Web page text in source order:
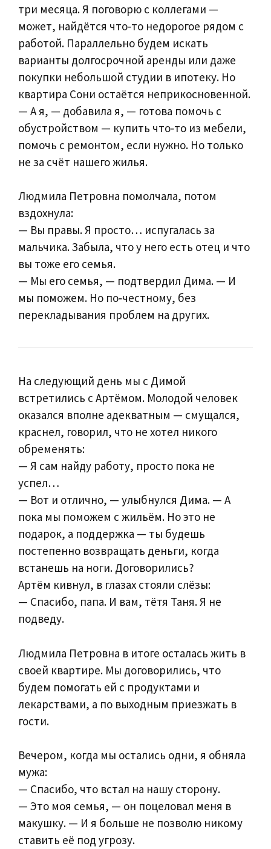
три месяца. Я поговорю с коллегами —
может, найдётся что‑то недорогое рядом с
работой. Параллельно будем искать
варианты долгосрочной аренды или даже
покупки небольшой студии в ипотеку. Но
квартира Сони остаётся неприкосновенной.
— А я, — добавила я, — готова помочь с
обустройством — купить что‑то из мебели,
помочь с ремонтом, если нужно. Но только
не за счёт нашего жилья.
Людмила Петровна помолчала, потом
вздохнула:
— Вы правы. Я просто… испугалась за
мальчика. Забыла, что у него есть отец и что
вы тоже его семья.
— Мы его семья, — подтвердил Дима. — И
мы поможем. Но по‑честному, без
перекладывания проблем на других.
На следующий день мы с Димой
встретились с Артёмом. Молодой человек
оказался вполне адекватным — смущался,
краснел, говорил, что не хотел никого
обременять:
— Я сам найду работу, просто пока не
успел…
— Вот и отлично, — улыбнулся Дима. — А
пока мы поможем с жильём. Но это не
подарок, а поддержка — ты будешь
постепенно возвращать деньги, когда
встанешь на ноги. Договорились?
Артём кивнул, в глазах стояли слёзы:
— Спасибо, папа. И вам, тётя Таня. Я не
подведу.
Людмила Петровна в итоге осталась жить в
своей квартире. Мы договорились, что
будем помогать ей с продуктами и
лекарствами, а по выходным приезжать в
гости.
Вечером, когда мы остались одни, я обняла
мужа:
— Спасибо, что встал на нашу сторону.
— Это моя семья, — он поцеловал меня в
макушку. — И я больше не позволю никому
ставить её под угрозу.